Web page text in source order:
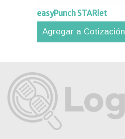
easyPunch STARlet
Agregar a Cotización